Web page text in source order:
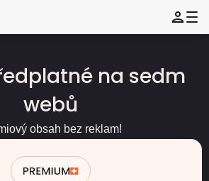
na sedm
webů
obsah bez reklam!